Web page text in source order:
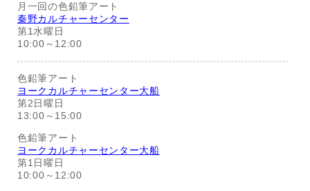
月一回の色鉛筆アート
秦野カルチャーセンター
第1水曜日
10:00～12:00
色鉛筆アート
ヨークカルチャーセンター大船
第2日曜日
13:00～15:00
色鉛筆アート
ヨークカルチャーセンター大船
第1日曜日
10:00～12:00